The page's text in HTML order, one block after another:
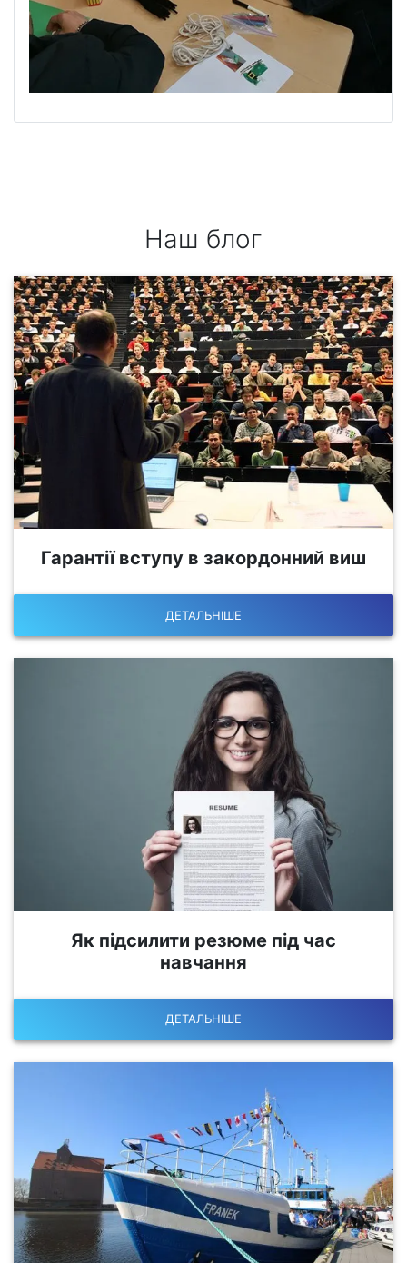
Наш блог
Гарантії вступу в закордонний виш
ДЕТАЛЬНІШЕ
Як підсилити резюме під час
навчання
ДЕТАЛЬНІШЕ